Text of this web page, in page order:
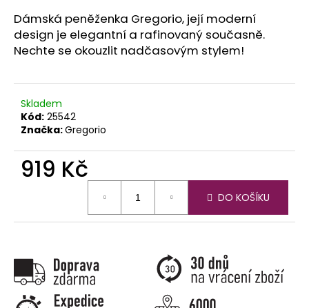
Dámská peněženka Gregorio, její moderní
design je elegantní a rafinovaný současně.
Nechte se okouzlit nadčasovým stylem!
Skladem
Kód: 25542
Značka:Gregorio
919 Kč
DO KOŠÍKU
č
u
j
m